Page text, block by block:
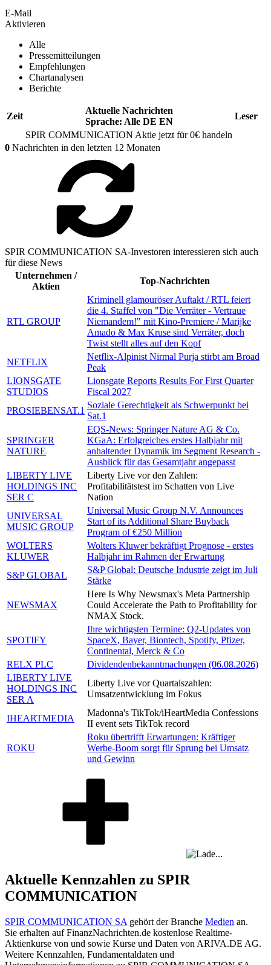
E-Mail
Aktivieren
Alle
Pressemitteilungen
Empfehlungen
Chartanalysen
Berichte
Zeit
Aktuelle Nachrichten
Sprache: Alle DE EN
Leser
SPIR COMMUNICATION Aktie jetzt für 0€ handeln
0 Nachrichten in den letzten 12 Monaten
SPIR COMMUNICATION SA-Investoren interessieren sich auch
für diese News
Unternehmen /
Aktien
Top-Nachrichten
RTL GROUP
Kriminell glamouröser Auftakt / RTL feiert
die 4. Staffel von "Die Verräter - Vertraue
Niemandem!" mit Kino-Premiere / Marijke
Amado & Max Kruse sind Verräter, doch
Twist stellt alles auf den Kopf
NETFLIX
Netflix-Alpinist Nirmal Purja stirbt am Broad
Peak
LIONSGATE
STUDIOS
Lionsgate Reports Results For First Quarter
Fiscal 2027
PROSIEBENSAT.1
Soziale Gerechtigkeit als Schwerpunkt bei
Sat.1
SPRINGER
NATURE
EQS-News: Springer Nature AG & Co.
KGaA: Erfolgreiches erstes Halbjahr mit
anhaltender Dynamik im Segment Research -
Ausblick für das Gesamtjahr angepasst
LIBERTY LIVE
HOLDINGS INC
SER C
Liberty Live vor den Zahlen:
Profitabilitätstest im Schatten von Live
Nation
UNIVERSAL
MUSIC GROUP
Universal Music Group N.V. Announces
Start of its Additional Share Buyback
Program of €250 Million
WOLTERS
KLUWER
Wolters Kluwer bekräftigt Prognose - erstes
Halbjahr im Rahmen der Erwartung
S&P GLOBAL
S&P Global: Deutsche Industrie zeigt im Juli
Stärke
NEWSMAX
Here Is Why Newsmax's Meta Partnership
Could Accelerate the Path to Profitability for
NMAX Stock.
SPOTIFY
Ihre wichtigsten Termine: Q2-Updates von
SpaceX, Bayer, Biontech, Spotify, Pfizer,
Continental, Merck & Co
RELX PLC
Dividendenbekanntmachungen (06.08.2026)
LIBERTY LIVE
HOLDINGS INC
SER A
Liberty Live vor Quartalszahlen:
Umsatzentwicklung im Fokus
IHEARTMEDIA
Madonna's TikTok/iHeartMedia Confessions
II event sets TikTok record
ROKU
Roku übertrifft Erwartungen: Kräftiger
Werbe-Boom sorgt für Sprung bei Umsatz
und Gewinn
Aktuelle Kennzahlen zu SPIR
COMMUNICATION
SPIR COMMUNICATION SA gehört der Branche Medien an.
Sie erhalten auf FinanzNachrichten.de kostenlose Realtime-
Aktienkurse von und sowie Kurse und Daten von ARIVA.DE AG.
Weitere Kennzahlen, Fundamentaldaten und